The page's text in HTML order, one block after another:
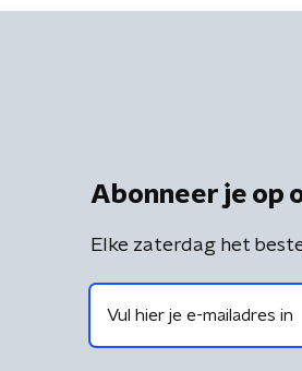
Abonneer je op
Elke zaterdag het